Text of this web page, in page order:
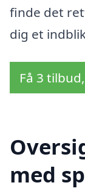
finde det
dig et
Få 3
med